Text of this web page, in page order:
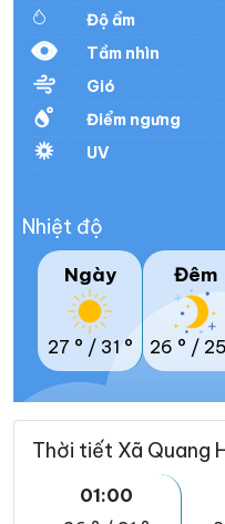
Độ ẩm
Tầm nhìn
Gió
Điểm ngưng
UV
Nhiệt độ
Ngày
27 ° / 31 °
Đêm
26 ° /
Thời tiết Xã Quang
01:00